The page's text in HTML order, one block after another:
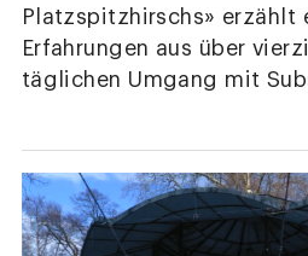
Platzspitzhirschs» erzählt
Erfahrungen aus über
täglichen Umgang mit